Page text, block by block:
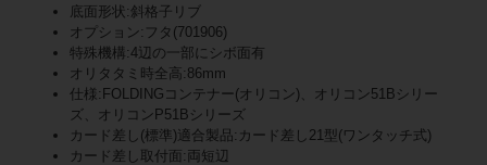
底面形状:斜格子リブ
オプション:フタ(701906)
特殊機構:4辺の一部にシボ面有
オリタタミ時全高:86mm
仕様:FOLDINGコンテナー(オリコン)、オリコン51Bシリー
ズ、オリコンP51Bシリーズ
カード差し(標準)適合製品:カード差し21型(ワンタッチ式)
カード差し取付面:両短辺